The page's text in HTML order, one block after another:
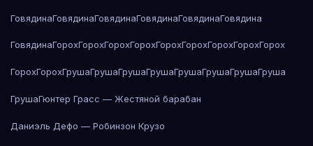
ГовядинаГовядинаГовядинаГовядинаГовядинаГовядина
ГовядинаГорохГорохГорохГорохГорохГорохГорохГорохГорох
ГорохГорохГрушаГрушаГрушаГрушаГрушаГрушаГрушаГруша
ГрушаГюнтер Грасс — Жестяной барабан
Даниэль Дефо — Робинзон Крузо